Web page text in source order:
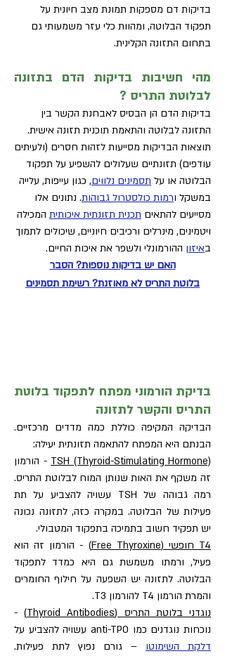
בדיקות דם מספקות תמונת מצב חיונית על
תפקוד הבלוטה, ומהוות כלי עזר משמעותי גם
בתחום התזונה הקלינית.
מהי חשיבות בדיקות הדם בתזונה
לבלוטת התריס ?
בדיקות הדם הן הבסיס לאבחנת הקשר בין
התזונה לבלוטה והתאמת תוכנית תזונה אישית.
תוצאות הבדיקות מסייעות לזהות חסרים (ולעיתים
עודפים) תזונתיים שעלולים להשפיע על תפקוד
הבלוטה או על תסמינים נלווים, כגון עייפות, עלייה
במשקל ורמות כולסטרול גבוהות. נתונים אלו
מסייעים להתאים תכנית תזונתית איכותית המכילה
ויטמינים, מינרלים ורכיבים חיוניים, שיכולים לתמוך
באיזון ההורמונלי ולשפר את איכות החיים.
האם יש בדיקות נוספות? הסבר
בלוטת התריס לא מאוזנת? רשימת תסמינים
בדיקת הורמוני מפתח לתפקוד בלוטת
התריס והקשר לתזונה
הבדיקה המקיפה כוללת כמה מדדים מרכזיים.
הבנתם היא המפתח להתאמה תזונתית יעילה:
TSH (Thyroid-Stimulating Hormone) - הורמון
זה משקף את האות שנותן המוח לבלוטת התריס.
רמה גבוהה של TSH עשויה להצביע על תת
פעילות של הבלוטה. במקרה כזה, לתזונה נכונה
יש תפקיד חשוב בתמיכה בתפקוד המטבולי.
T4 חופשי (Free Thyroxine)
- הורמון זה הוא
פעיל, ורמתו משמשת גם היא כמדד לתפקוד
הבלוטה. לתזונה יש השפעה על חילוף החומרים
והמרת הורמון T4 להורמון T3.
נוגדני בלוטת התריס (Thyroid Antibodies)
-
נוכחות נוגדנים כמו anti-TPO עשויה להצביע על
דלקת השימוטו – גורם נפוץ לתת פעילות.